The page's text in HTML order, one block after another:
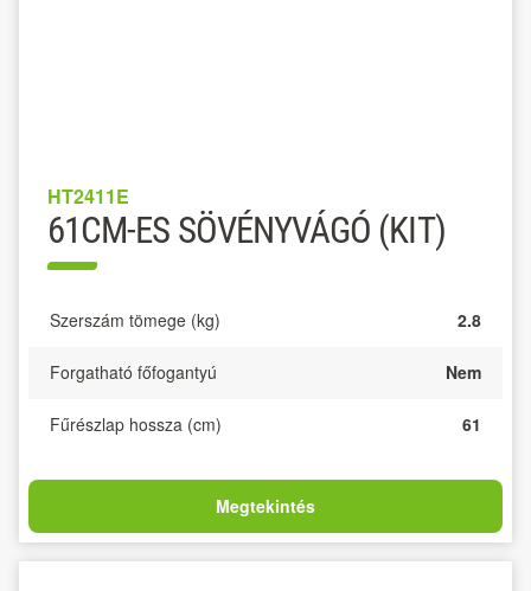
HT2411E
61CM-ES SÖVÉNYVÁGÓ (KIT)
Szerszám tömege (kg) 2.8
Forgatható főfogantyú Nem
Fűrészlap hossza (cm) 61
Megtekintés